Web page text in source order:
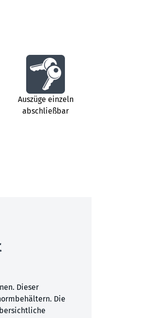
Auszüge einzeln
abschließbar
Dieser
Die